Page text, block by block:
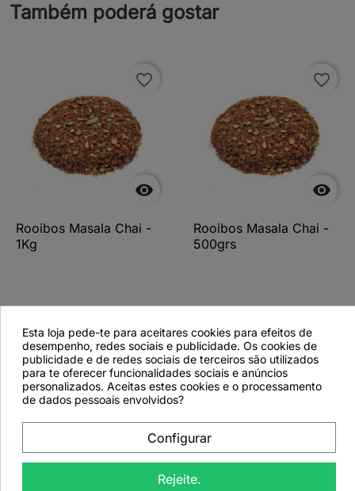
Também poderá gostar

favorite_border
Rooibos Masala Chai -
1Kg

favorite_border
Rooibos Masala Chai -
500grs
favorite_border
Esta loja pede-te para aceitares cookies para efeitos de
desempenho, redes sociais e publicidade. Os cookies de
publicidade e de redes sociais de terceiros são utilizados
para te oferecer funcionalidades sociais e anúncios
personalizados. Aceitas estes cookies e o processamento
de dados pessoais envolvidos?
Configurar
Rejeite.